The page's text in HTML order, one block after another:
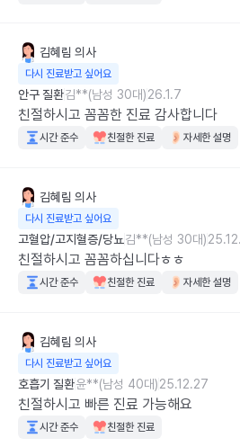
김혜림 의사
다시 진료받고 싶어요
안구 질환김**(남성 30대)26.1.7
친절하시고 꼼꼼한 진료 감사합니다
시간 준수 친절한 진료 자세한 설명
김혜림 의사
다시 진료받고 싶어요
고혈압/고지혈증/당뇨김**(남성 30대)
친절하시고 꼼꼼하십니다ㅎㅎ
시간 준수 친절한 진료 자세한 설명
김혜림 의사
다시 진료받고 싶어요
호흡기 질환윤**(남성 40대)25.12.27
친절하시고 빠른 진료 가능해요
시간 준수 친절한 진료